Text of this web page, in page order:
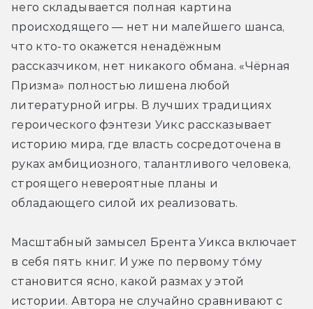
него складывается полная картина
происходящего — нет ни малейшего шанса,
что кто-то окажется ненадёжным
рассказчиком, нет никакого обмана. «Чёрная
Призма» полностью лишена любой
литературной игры. В лучших традициях
героического фэнтези Уикс рассказывает
историю мира, где власть сосредоточена в
руках амбициозного, талантливого человека,
строящего невероятные планы и
обладающего силой их реализовать.
Масштабный замысел Брента Уикса включает
в себя пять книг. И уже по первому то́му
становится ясно, какой размах у этой
истории. Автора не случайно сравнивают с